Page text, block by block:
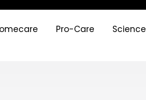
Pro-Care Science